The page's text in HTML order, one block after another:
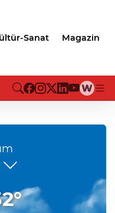
Sanat Magazin